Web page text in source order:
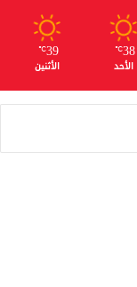
38
℃
الأحد
39
℃
الأثنين